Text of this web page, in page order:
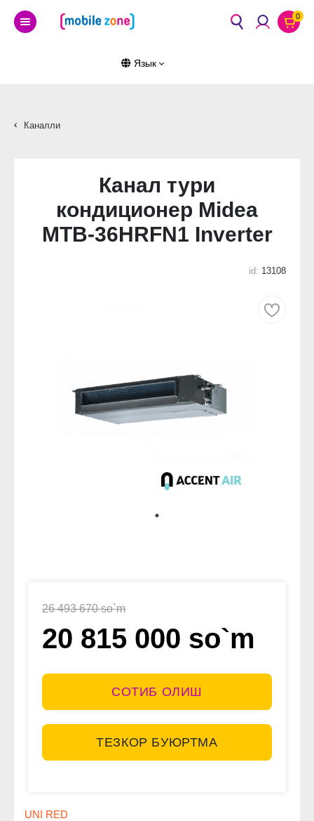
0
Язык
Каналли
Канал тури
кондиционер Midea
MTB-36HRFN1 Inverter
id: 13108
26 493 670 so`m
20 815 000 so`m
СОТИБ ОЛИШ
ТЕЗКОР БУЮРТМА
UNI RED